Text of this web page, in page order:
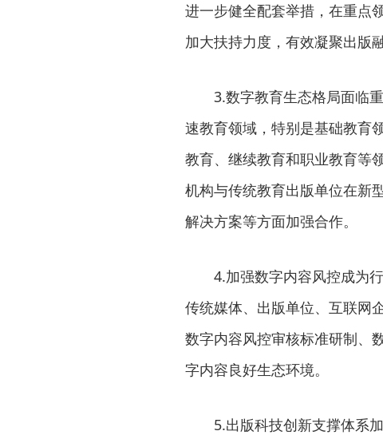
进一步健全配套举措，在重点
加大扶持力度，有效凝聚出版
3.数字教育生态格局面临重
速教育领域，特别是基础教育
教育、继续教育和职业教育等
机构与传统教育出版单位在新
解决方案等方面加强合作。
4.加强数字内容风控成为行
传统媒体、出版单位、互联网
数字内容风控审核标准研制、
字内容良好生态环境。
5.出版科技创新支撑体系加